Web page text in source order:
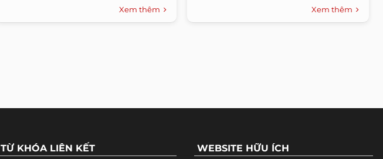
Xem thêm Xem thêm
TỪ KHÓA LIÊN KẾT
WEBSITE HỮU ÍCH